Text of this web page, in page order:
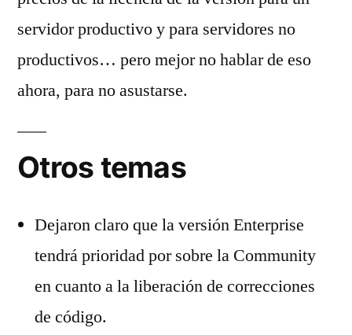
servidor productivo y para servidores no
productivos… pero mejor no hablar de eso
ahora, para no asustarse.
Otros temas
Dejaron claro que la versión Enterprise
tendrá prioridad por sobre la Community
en cuanto a la liberación de correcciones
de código.